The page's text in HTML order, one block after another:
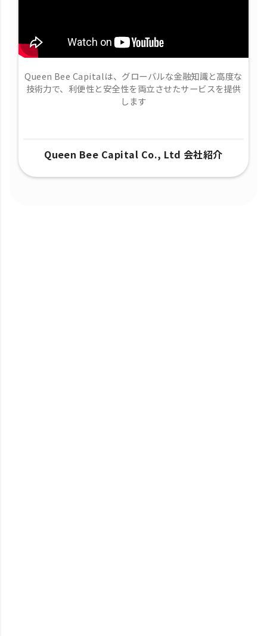
Queen Bee Capitalは、グローバルな金融知識と高度な
技術力で、​利便性と安全性を両立させたサービスを提供
します
Queen Bee Capital Co., Ltd 会社紹介